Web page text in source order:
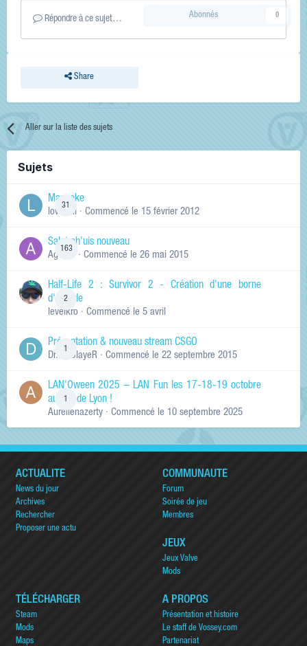
Répondre à ce sujet…
Share
Abonnés 0
Aller sur la liste des sujets
Sujets
31
Manneke
lowskill · Commencé le 15 février 2012
163
Salut ch'uis nouveau
Ag0Nie · Commencé le 26 mai 2015
2
Half-Life 2 : Survivor 2 - Création d'une borne
d'arcade
levelkro · Commencé le 5 avril
1
Présentation & nouveau stream CSGO
Dr.KinSlayeR · Commencé le 22 septembre 2015
1
LAN'Oween 2025 – LAN Fun les 17-18-19 octobre
au sud de Lyon !
Aurelienazerty · Commencé le 10 septembre 2025
ACTUALITÉ
News du jour
Archives
Rechercher
Proposer une actu
COMMUNAUTÉ
Forum
Soirée de jeu
Membres
JEUX
Jeux Valve
Mods
TÉLÉCHARGER
Steam
Mods
Maps
A PROPOS
Présentation et histoire
Le staff de Vossey.com
Partenariat